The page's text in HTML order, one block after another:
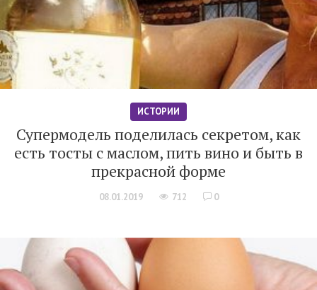
ИСТОРИИ
Супермодель поделилась секретом, как
есть тосты с маслом, пить вино и быть в
прекрасной форме
08.01.2019 712 0